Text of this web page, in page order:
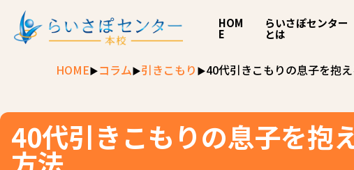
HOM
E
らいさぽセンター
とは
HOME コラム 引きこもり 40代引きこもりの息子を抱
40代引きこもりの息子を抱